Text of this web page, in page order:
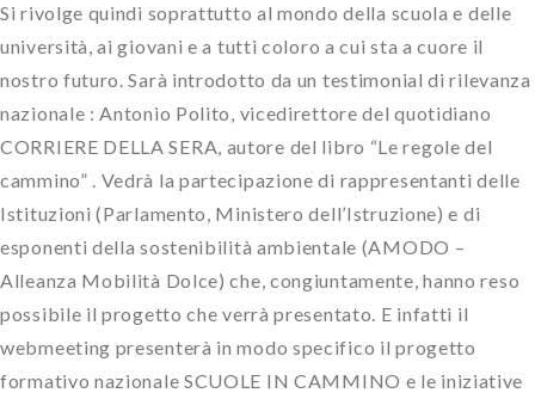
Si rivolge quindi soprattutto al mondo della scuola e delle
università, ai giovani e a tutti coloro a cui sta a cuore il
nostro futuro. Sarà introdotto da un testimonial di rilevanza
nazionale : Antonio Polito, vicedirettore del quotidiano
CORRIERE DELLA SERA, autore del libro “Le regole del
cammino” . Vedrà la partecipazione di rappresentanti delle
Istituzioni (Parlamento, Ministero dell’Istruzione) e di
esponenti della sostenibilità ambientale (AMODO –
Alleanza Mobilità Dolce) che, congiuntamente, hanno reso
possibile il progetto che verrà presentato. E infatti il
webmeeting presenterà in modo specifico il progetto
formativo nazionale SCUOLE IN CAMMINO e le iniziative